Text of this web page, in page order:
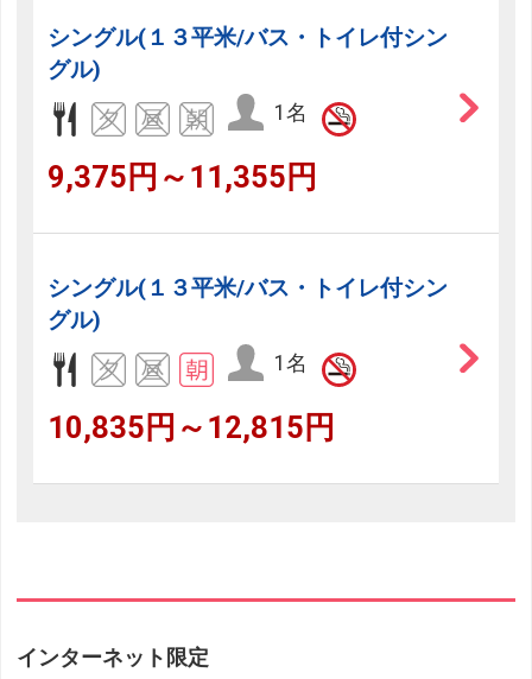
シングル(１３平米/バス・トイレ付シン
グル)
1名
9,375円～11,355円
シングル(１３平米/バス・トイレ付シン
グル)
1名
10,835円～12,815円
インターネット限定